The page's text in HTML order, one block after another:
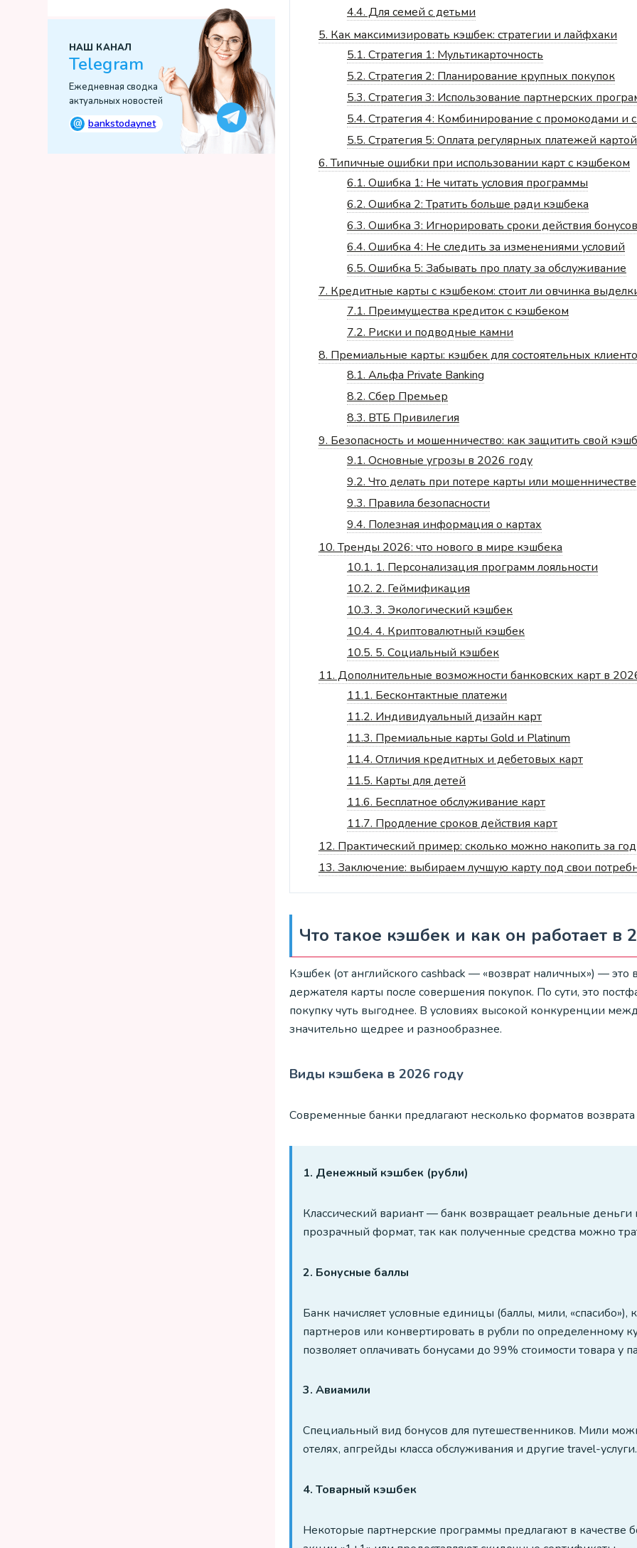
НАШ КАНАЛ
Telegram
Ежедневная сводка
актуальных новостей
@ bankstodaynet
4.4. Для семей с детьми
5. Как максимизировать кэшбек: стратегии и лайфхаки
5.1. Стратегия 1: Мультикарточность
5.2. Стратегия 2: Планирование крупных покупок
5.3. Стратегия 3: Использование партнерских
5.4. Стратегия 4: Комбинирование с промокодами и
5.5. Стратегия 5: Оплата регулярных платежей картой
6.Типичные ошибки при использовании карт с кэшбеком
6.1. Ошибка 1: Не читать условия программы
6.2. Ошибка 2: Тратить больше ради кэшбека
6.3. Ошибка 3: Игнорировать сроки действия бонусов
6.4. Ошибка 4: Не следить за изменениями условий
6.5. Ошибка 5: Забывать про плату за обслуживание
7. Кредитные карты с кэшбеком: стоит ли овчинка
7.1. Преимущества кредиток с кэшбеком
7.2. Риски и подводные камни
8. Премиальные карты: кэшбек для состоятельных
8.1. Альфа Private Banking
8.2. Сбер Премьер
8.3. ВТБ Привилегия
9. Безопасность и мошенничество: как защитить свой
9.1. Основные угрозы в 2026 году
9.2. Что делать при потере карты или мошенничестве
9.3. Правила безопасности
9.4. Полезная информация о картах
10.Тренды 2026: что нового в мире кэшбека
10.1. 1. Персонализация программ лояльности
10.2. 2. Геймификация
10.3. 3. Экологический кэшбек
10.4. 4. Криптовалютный кэшбек
10.5. 5. Социальный кэшбек
11. Дополнительные возможности банковских карт в
11.1. Бесконтактные платежи
11.2. Индивидуальный дизайн карт
11.3. Премиальные карты Gold и Platinum
11.4. Отличия кредитных и дебетовых карт
11.5. Карты для детей
11.6. Бесплатное обслуживание карт
11.7. Продление сроков действия карт
12. Практический пример: сколько можно накопить за год
13. Заключение: выбираем лучшую карту под свои
Что такое кэшбек и как он работает в
Кэшбек (от английского cashback — «возврат наличных») — это
держателя карты после совершения покупок. По сути, это
покупку чуть выгоднее. В условиях высокой конкуренции
значительно щедрее и разнообразнее.
Виды кэшбека в 2026 году
Современные банки предлагают несколько форматов возврата
1. Денежный кэшбек (рубли)
Классический вариант — банк возвращает реальные
прозрачный формат, так как полученные средства можно
2. Бонусные баллы
Банк начисляет условные единицы (баллы, мили,
партнеров или конвертировать в рубли по определенному
позволяет оплачивать бонусами до 99% стоимости товара у
3. Авиамили
Специальный вид бонусов для путешественников. Мили
отелях, апгрейды класса обслуживания и другие travel-услуги.
4. Товарный кэшбек
Некоторые партнерские программы предлагают в качестве